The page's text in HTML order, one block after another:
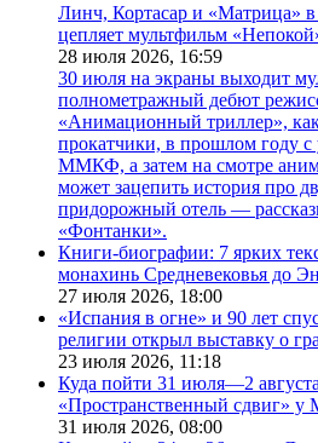
Линч, Кортасар и «Матрица»
цепляет мультфильм
28 июля 2026, 16:59
30 июля на экраны выходит
полнометражный дебют
«Анимационный триллер»,
прокатчики, в прошлом году с
ММКФ, а затем на смотре
может зацепить история про
придорожный отель —
«Фонтанки».
Книги-биографии: 7 ярких
монахинь Средневековья до
27 июля 2026, 18:00
«Испания в огне» и 90 лет
религии открыл выставку о
23 июля 2026, 11:18
Куда пойти 31 июля—2
«Пространственный сдвиг»
31 июля 2026, 08:00